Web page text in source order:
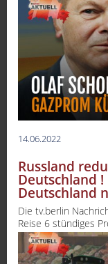
14.06.2022
Russland
Deutschland
Deutschland
Die tv.berlin
Reise 6 stündiges